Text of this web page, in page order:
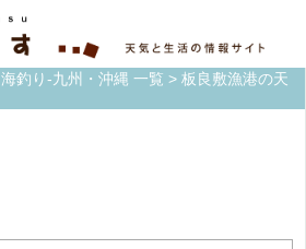
海釣り-九州・沖縄 一覧 > 板良敷漁港の天